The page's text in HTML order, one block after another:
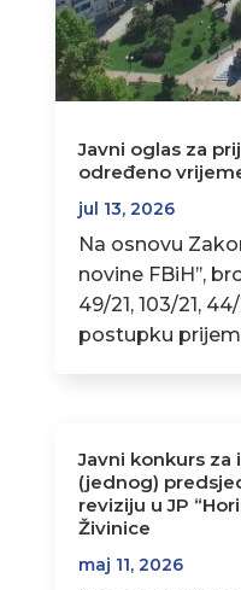
Javni oglas za
određeno
jul 13, 2026
Na osnovu
novine FBiH’’,
49/21, 103/21,
postupku
Javni konkurs za
(jednog)
reviziju u JP
Živinice
maj 11, 2026